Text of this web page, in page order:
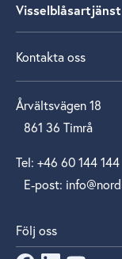
Visselblåsartjänst
Kontakta oss
Årvältsvägen 18
861 36 Timrå
Tel: +46 60 144 144
E‑post:
Följ oss